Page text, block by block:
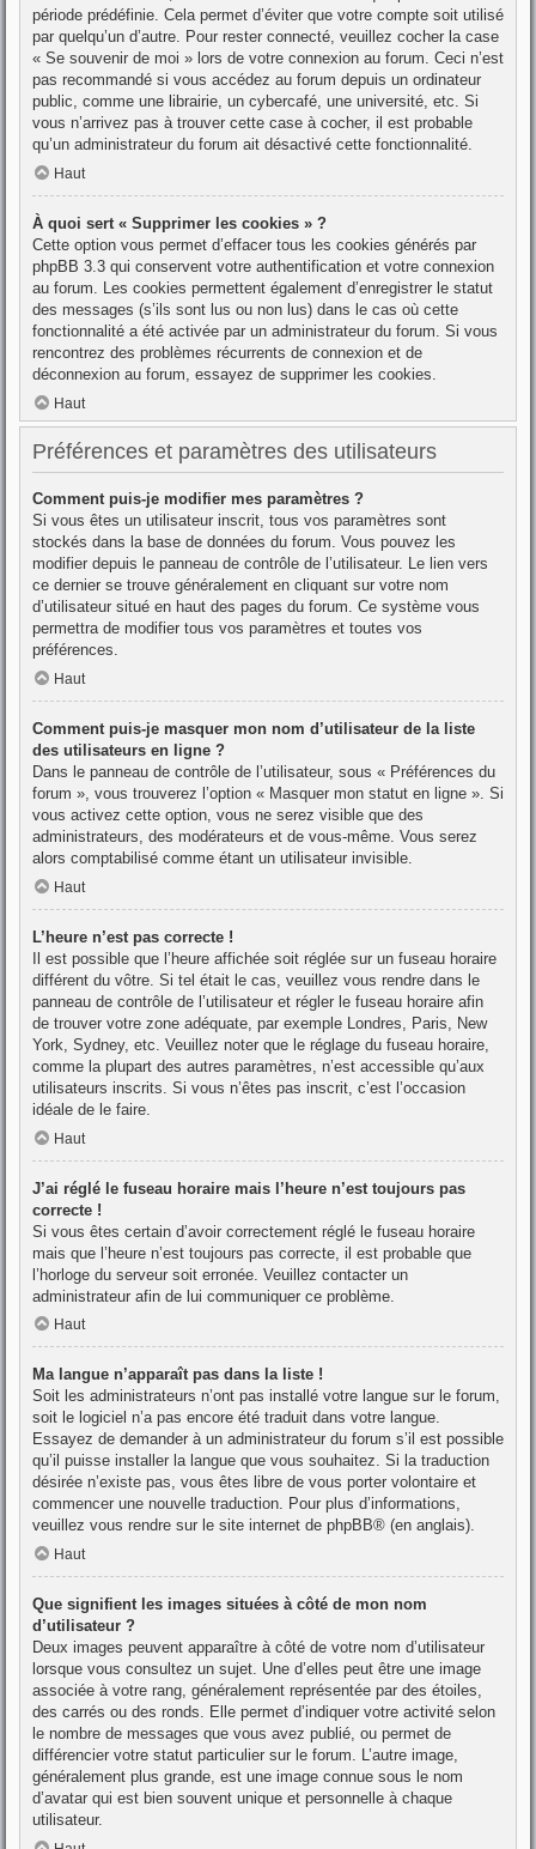
période prédéfinie. Cela permet d’éviter que votre compte soit utilisé
par quelqu’un d’autre. Pour rester connecté, veuillez cocher la case
« Se souvenir de moi » lors de votre connexion au forum. Ceci n’est
pas recommandé si vous accédez au forum depuis un ordinateur
public, comme une librairie, un cybercafé, une université, etc. Si
vous n’arrivez pas à trouver cette case à cocher, il est probable
qu’un administrateur du forum ait désactivé cette fonctionnalité.
Haut
À quoi sert « Supprimer les cookies » ?
Cette option vous permet d’effacer tous les cookies générés par
phpBB 3.3 qui conservent votre authentification et votre connexion
au forum. Les cookies permettent également d’enregistrer le statut
des messages (s’ils sont lus ou non lus) dans le cas où cette
fonctionnalité a été activée par un administrateur du forum. Si vous
rencontrez des problèmes récurrents de connexion et de
déconnexion au forum, essayez de supprimer les cookies.
Haut
Préférences et paramètres des utilisateurs
Comment puis-je modifier mes paramètres ?
Si vous êtes un utilisateur inscrit, tous vos paramètres sont
stockés dans la base de données du forum. Vous pouvez les
modifier depuis le panneau de contrôle de l’utilisateur. Le lien vers
ce dernier se trouve généralement en cliquant sur votre nom
d’utilisateur situé en haut des pages du forum. Ce système vous
permettra de modifier tous vos paramètres et toutes vos
préférences.
Haut
Comment puis-je masquer mon nom d’utilisateur de la liste
des utilisateurs en ligne ?
Dans le panneau de contrôle de l’utilisateur, sous « Préférences du
forum », vous trouverez l’option « Masquer mon statut en ligne ». Si
vous activez cette option, vous ne serez visible que des
administrateurs, des modérateurs et de vous-même. Vous serez
alors comptabilisé comme étant un utilisateur invisible.
Haut
L’heure n’est pas correcte !
Il est possible que l’heure affichée soit réglée sur un fuseau horaire
différent du vôtre. Si tel était le cas, veuillez vous rendre dans le
panneau de contrôle de l’utilisateur et régler le fuseau horaire afin
de trouver votre zone adéquate, par exemple Londres, Paris, New
York, Sydney, etc. Veuillez noter que le réglage du fuseau horaire,
comme la plupart des autres paramètres, n’est accessible qu’aux
utilisateurs inscrits. Si vous n’êtes pas inscrit, c’est l’occasion
idéale de le faire.
Haut
J’ai réglé le fuseau horaire mais l’heure n’est toujours pas
correcte !
Si vous êtes certain d’avoir correctement réglé le fuseau horaire
mais que l’heure n’est toujours pas correcte, il est probable que
l’horloge du serveur soit erronée. Veuillez contacter un
administrateur afin de lui communiquer ce problème.
Haut
Ma langue n’apparaît pas dans la liste !
Soit les administrateurs n’ont pas installé votre langue sur le forum,
soit le logiciel n’a pas encore été traduit dans votre langue.
Essayez de demander à un administrateur du forum s’il est possible
qu’il puisse installer la langue que vous souhaitez. Si la traduction
désirée n’existe pas, vous êtes libre de vous porter volontaire et
commencer une nouvelle traduction. Pour plus d’informations,
veuillez vous rendre sur le site internet de phpBB® (en anglais).
Haut
Que signifient les images situées à côté de mon nom
d’utilisateur ?
Deux images peuvent apparaître à côté de votre nom d’utilisateur
lorsque vous consultez un sujet. Une d’elles peut être une image
associée à votre rang, généralement représentée par des étoiles,
des carrés ou des ronds. Elle permet d’indiquer votre activité selon
le nombre de messages que vous avez publié, ou permet de
différencier votre statut particulier sur le forum. L’autre image,
généralement plus grande, est une image connue sous le nom
d’avatar qui est bien souvent unique et personnelle à chaque
utilisateur.